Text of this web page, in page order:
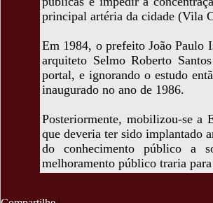
principal artéria da cidade (Vila
Em 1984, o prefeito João Paulo
arquiteto Selmo Roberto
portal, e ignorando o estudo
inaugurado no ano de 1986.
Posteriormente, mobilizou-se a
que deveria ter sido implantado
do conhecimento público a
melhoramento público traria